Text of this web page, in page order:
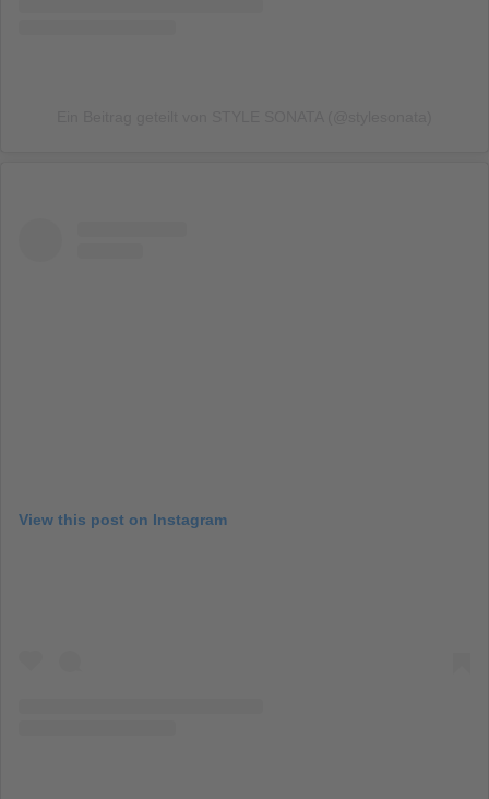
View this post on Instagram